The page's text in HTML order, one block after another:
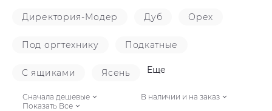
Директория-Модер Дуб Орех
Под оргтехнику Подкатные
С ящиками Ясень Еще
Сначала дешевые
В наличии и на заказ
Показать Все